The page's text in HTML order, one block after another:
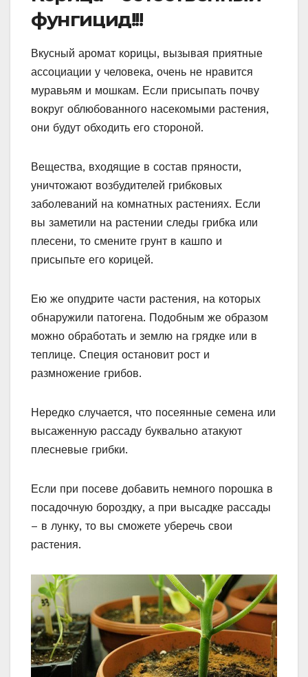
фунгицид!!!
Вкусный аромат корицы, вызывая приятные
ассоциации у человека, очень не нравится
муравьям и мошкам. Если присыпать почву
вокруг облюбованного насекомыми растения,
они будут обходить его стороной.
Вещества, входящие в состав пряности,
уничтожают возбудителей грибковых
заболеваний на комнатных растениях. Если
вы заметили на растении следы грибка или
плесени, то смените грунт в кашпо и
присыпьте его корицей.
Ею же опудрите части растения, на которых
обнаружили патогена. Подобным же образом
можно обработать и землю на грядке или в
теплице. Специя остановит рост и
размножение грибов.
Нередко случается, что посеянные семена или
высаженную рассаду буквально атакуют
плесневые грибки.
Если при посеве добавить немного порошка в
посадочную бороздку, а при высадке рассады
– в лунку, то вы сможете уберечь свои
растения.